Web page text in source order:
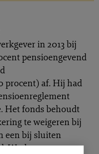
in 2013 bij
pensioengevend
procent) af. Hij had
Het fonds behoudt
te weigeren bij
een bij sluiten
Werknemer